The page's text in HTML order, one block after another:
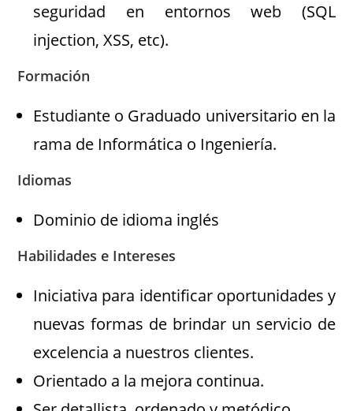
seguridad en entornos web (SQL
injection, XSS, etc).
Formación
Estudiante o Graduado universitario en la
rama de Informática o Ingeniería.
Idiomas
Dominio de idioma inglés
Habilidades e Intereses
Iniciativa para identificar oportunidades y
nuevas formas de brindar un servicio de
excelencia a nuestros clientes.
Orientado a la mejora continua.